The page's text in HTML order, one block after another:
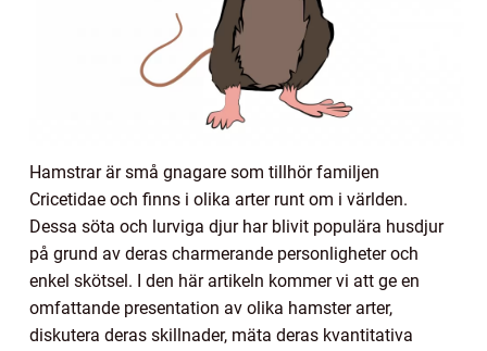
Hamstrar är små gnagare som tillhör familjen
Cricetidae och finns i olika arter runt om i världen.
Dessa söta och lurviga djur har blivit populära husdjur
på grund av deras charmerande personligheter och
enkel skötsel. I den här artikeln kommer vi att ge en
omfattande presentation av olika hamster arter,
diskutera deras skillnader, mäta deras kvantitativa